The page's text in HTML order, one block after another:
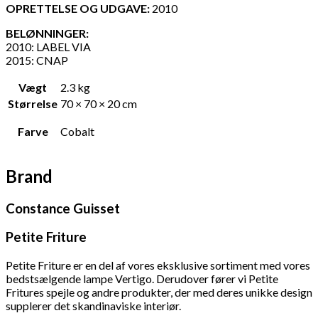
OPRETTELSE OG UDGAVE: 2010
BELØNNINGER:
2010: LABEL VIA
2015: CNAP
Vægt
2.3 kg
Størrelse 70 × 70 × 20 cm
Farve Cobalt
Brand
Constance Guisset
Petite Friture
Petite Friture er en del af vores eksklusive sortiment med vores
bedstsælgende lampe Vertigo. Derudover fører vi Petite
Fritures spejle og andre produkter, der med deres unikke design
supplerer det skandinaviske interiør.